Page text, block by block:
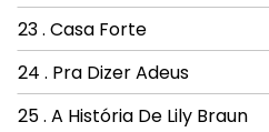
23 . Casa Forte
24 . Pra Dizer Adeus
25 . A História De Lily Braun